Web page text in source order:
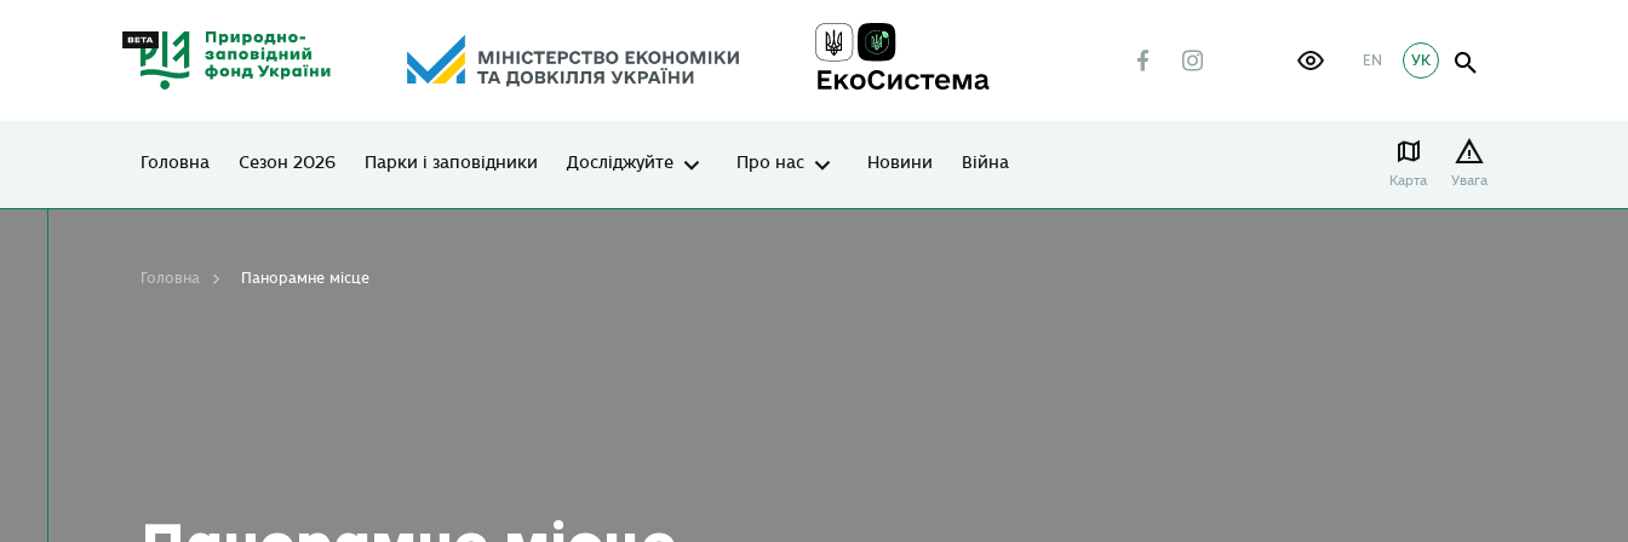
УК
EN
Головна Сезон 2026 Парки і заповідники Досліджуйте Про нас Новини Війна
Карта Увага
Головна Панорамне місце